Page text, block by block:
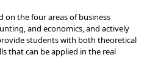
on the four areas of business
and economics, and actively
students with both theoretical
that can be applied in the real